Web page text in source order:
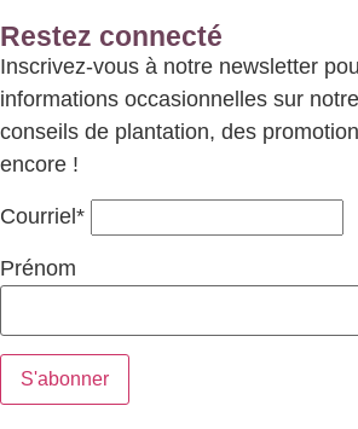
Restez connecté
Inscrivez-vous à notre newsletter
informations occasionnelles sur
conseils de plantation, des
encore !
Courriel*
Prénom